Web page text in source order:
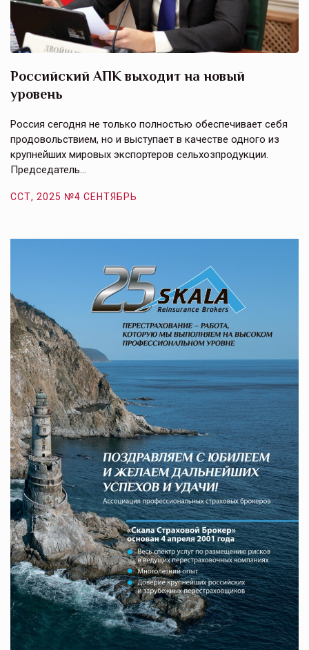
Российский АПК выходит на новый
уровень
Россия сегодня не только полностью обеспечивает себя
продовольствием, но и выступает в качестве одного из
крупнейших мировых экспортеров сельхозпродукции.
Председатель…
ССТ, 2025 №4 СЕНТЯБРЬ